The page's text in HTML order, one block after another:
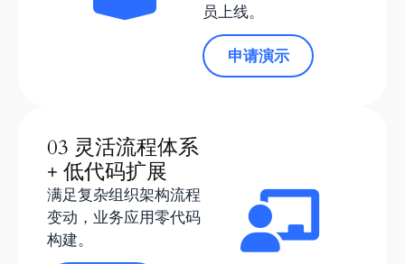
员上线。
申请演示
03 灵活流程体系
+ 低代码扩展
满足复杂组织架构流程
变动，业务应用零代码
构建。